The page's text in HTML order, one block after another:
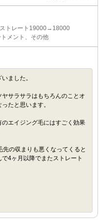
ストレート19000→18000
メント、その他
ました。
サラサラはもちろんのことオ
たと思います。
エイジング毛にはすごく効果
の収まりも悪くなってくると
4ヶ月以降でまたストレート